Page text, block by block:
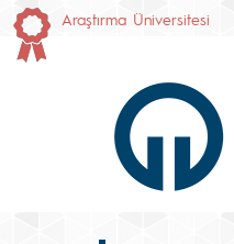
Araştırma Üniversitesi